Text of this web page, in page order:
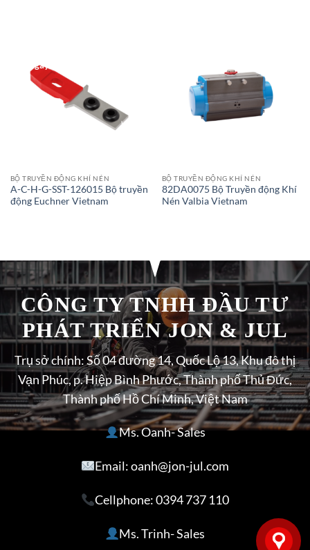
Giao Ngay
BỘ TRUYỀN ĐỘNG KHÍ NÉN
A-C-H-G-SST-126015 Bộ truyền
động Euchner Vietnam
BỘ TRUYỀN ĐỘNG KHÍ NÉN
82DA0075 Bộ Truyền động Khí
Nén Valbia Vietnam
CÔNG TY TNHH ĐẦU TƯ
PHÁT TRIỂN JON & JUL
Trụ sở chính: Số 04 đường 14, Quốc Lộ 13, Khu đô thị
Vạn Phúc, p. Hiệp Bình Phước, Thành phố Thủ Đức,
Thành phố Hồ Chí Minh, Việt Nam
Ms. Oanh- Sales
Email: oanh@jon-jul.com
Cellphone:0394 737 110
Ms. Trinh- Sales